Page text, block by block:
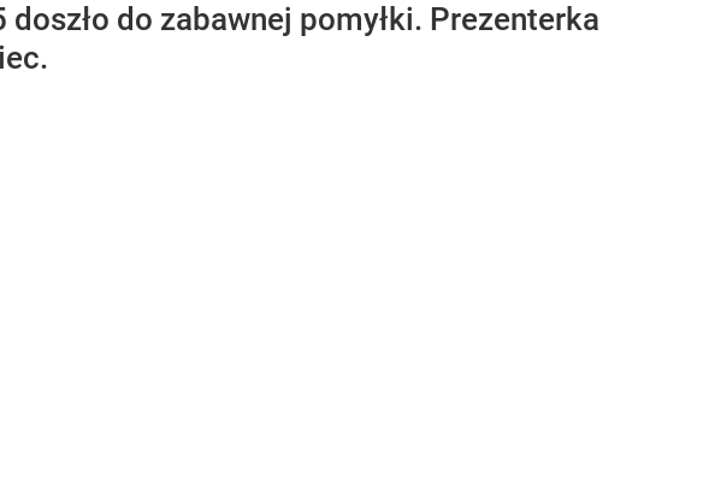
do zabawnej pomyłki. Prezenterka